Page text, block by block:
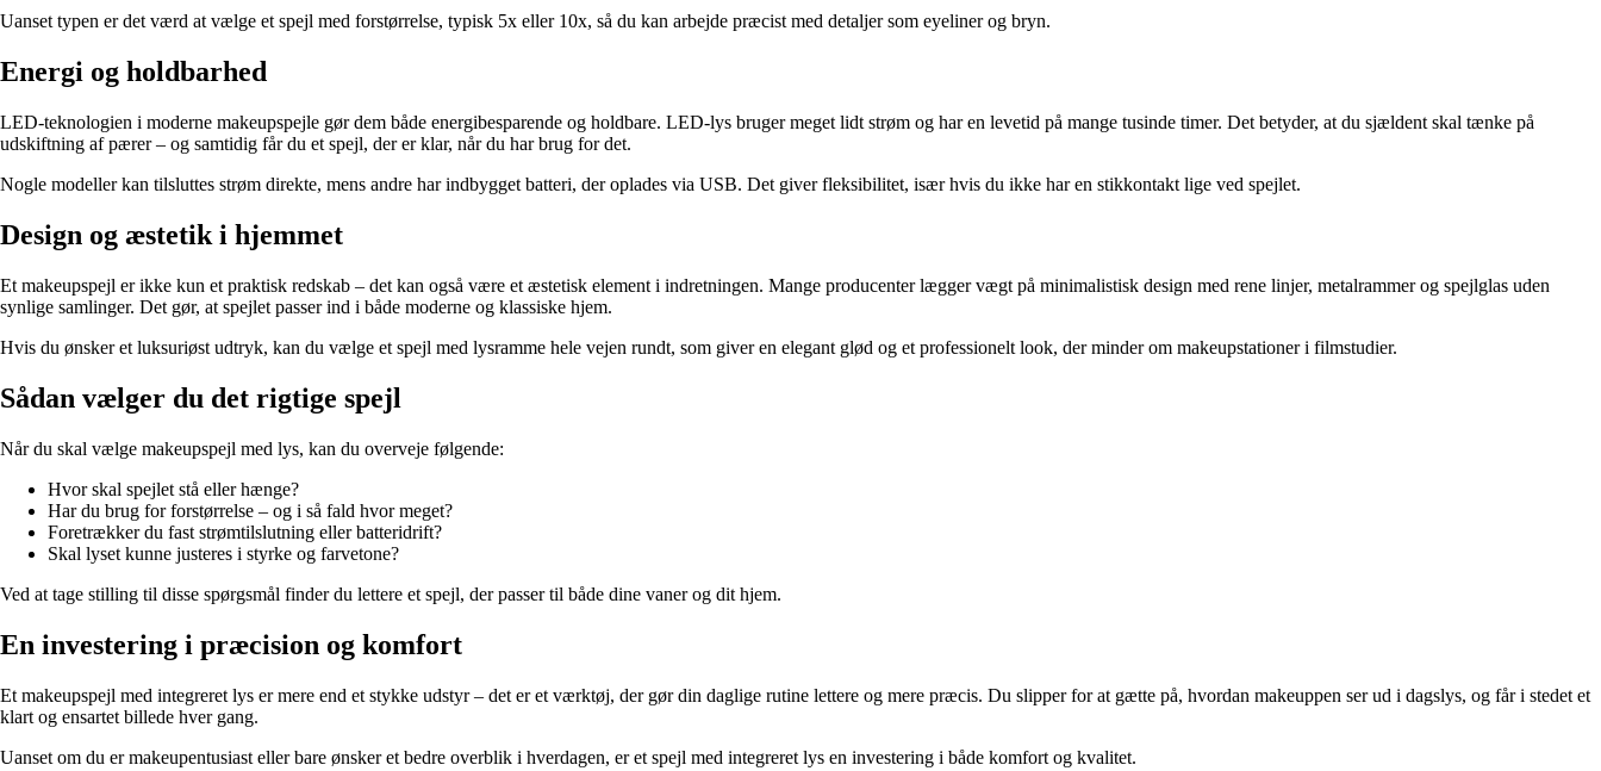
Uanset typen er det værd at vælge et spejl med forstørrelse, typisk 5x eller 10x, så du kan arbejde præcist med detaljer som eyeliner og bryn.
Energi og holdbarhed
LED-teknologien i moderne makeupspejle gør dem både energibesparende og holdbare. LED-lys bruger meget lidt strøm og har en levetid på mange tusinde timer. Det betyder, at du sjældent skal tænke på
udskiftning af pærer – og samtidig får du et spejl, der er klar, når du har brug for det.
Nogle modeller kan tilsluttes strøm direkte, mens andre har indbygget batteri, der oplades via USB. Det giver fleksibilitet, især hvis du ikke har en stikkontakt lige ved spejlet.
Design og æstetik i hjemmet
Et makeupspejl er ikke kun et praktisk redskab – det kan også være et æstetisk element i indretningen. Mange producenter lægger vægt på minimalistisk design med rene linjer, metalrammer og spejlglas uden
synlige samlinger. Det gør, at spejlet passer ind i både moderne og klassiske hjem.
Hvis du ønsker et luksuriøst udtryk, kan du vælge et spejl med lysramme hele vejen rundt, som giver en elegant glød og et professionelt look, der minder om makeupstationer i filmstudier.
Sådan vælger du det rigtige spejl
Når du skal vælge makeupspejl med lys, kan du overveje følgende:
Hvor skal spejlet stå eller hænge?
Har du brug for forstørrelse – og i så fald hvor meget?
Foretrækker du fast strømtilslutning eller batteridrift?
Skal lyset kunne justeres i styrke og farvetone?
Ved at tage stilling til disse spørgsmål finder du lettere et spejl, der passer til både dine vaner og dit hjem.
En investering i præcision og komfort
Et makeupspejl med integreret lys er mere end et stykke udstyr – det er et værktøj, der gør din daglige rutine lettere og mere præcis. Du slipper for at gætte på, hvordan makeuppen ser ud i dagslys, og får i stedet et
klart og ensartet billede hver gang.
Uanset om du er makeupentusiast eller bare ønsker et bedre overblik i hverdagen, er et spejl med integreret lys en investering i både komfort og kvalitet.